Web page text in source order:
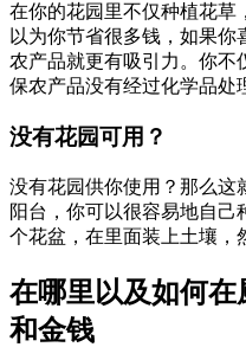
在你的花园里不仅种植花草
以为你节省很多钱，如果
农产品就更有吸引力。你不
保农产品没有经过化学品处
没有花园可用？
没有花园供你使用？那么这
阳台，你可以很容易地自
个花盆，在里面装上土壤，
在哪里以及如何在
和金钱